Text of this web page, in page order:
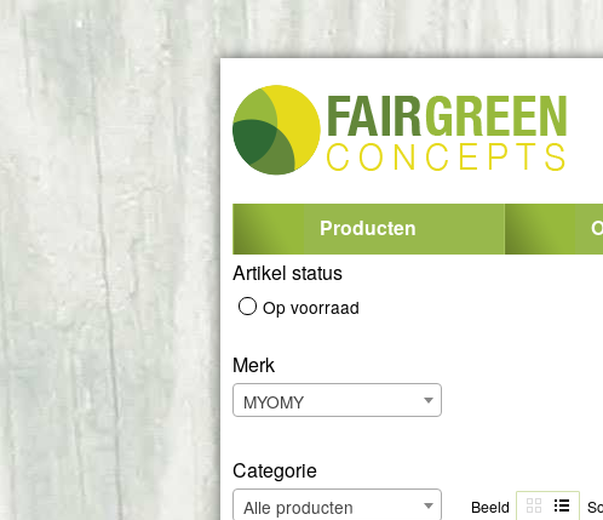
Producten
Artikel status
Op voorraad
Merk
MYOMY
Categorie
Alle producten Beeld